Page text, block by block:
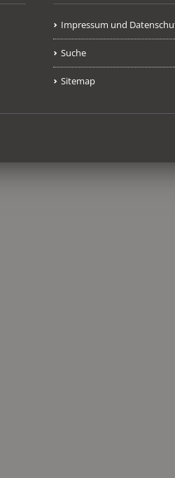
Impressum und
Suche
Sitemap